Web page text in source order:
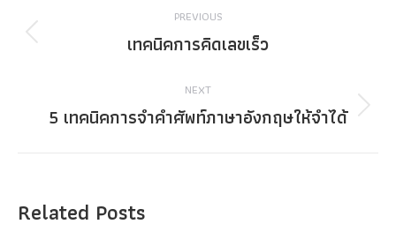
navigation
PREVIOUS
Previous
เทคนิคการคิดเลขเร็ว
NEXT
Next
5 เทคนิคการจำคำศัพท์ภาษาอังกฤษให้จำได้
Related Posts